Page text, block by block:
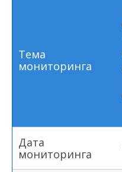
Тема
мониторинга
Дата
мониторинга